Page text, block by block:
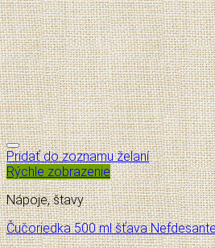
Pridať do zoznamu želaní
Rýchle zobrazenie
Nápoje, štavy
Čučoriedka 500 ml šťava